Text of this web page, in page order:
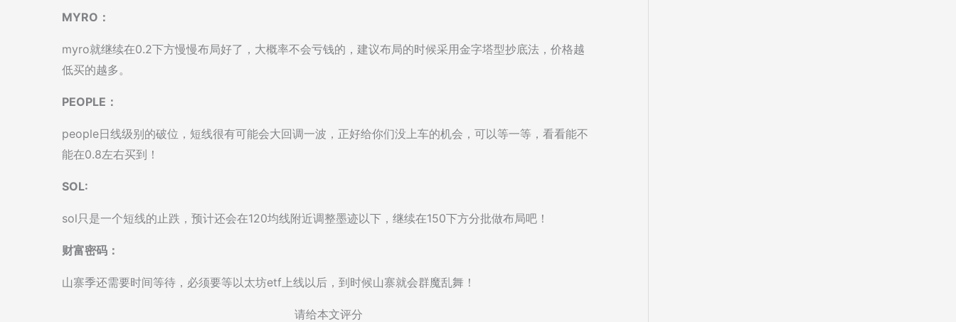
MYRO：
myro就继续在0.2下方慢慢布局好了，大概率不会亏钱的，建议布局的时候采用金字塔型抄底法，价格越
低买的越多。
PEOPLE：
people日线级别的破位，短线很有可能会大回调一波，正好给你们没上车的机会，可以等一等，看看能不
能在0.8左右买到！
SOL:
sol只是一个短线的止跌，预计还会在120均线附近调整墨迹以下，继续在150下方分批做布局吧！
财富密码：
山寨季还需要时间等待，必须要等以太坊etf上线以后，到时候山寨就会群魔乱舞！
请给本文评分